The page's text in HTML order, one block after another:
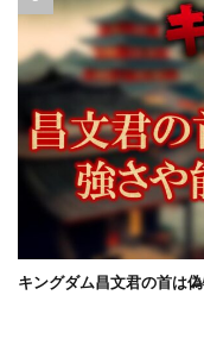
キングダム昌文君の首は